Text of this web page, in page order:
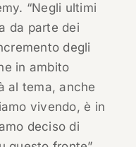
“Negli ultimi
da parte dei
degli
in ambito
al tema, anche
vivendo, è in
deciso di